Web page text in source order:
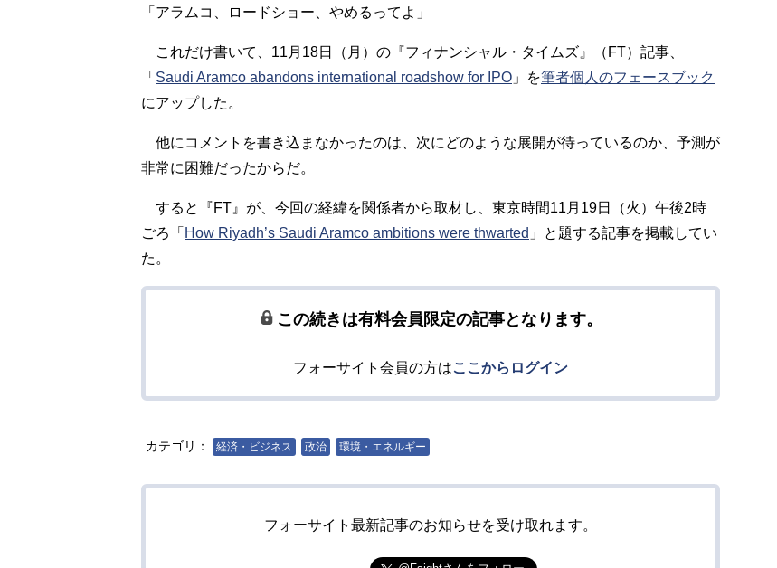
「アラムコ、ロードショー、やめるってよ」
これだけ書いて、11月18日（月）の『フィナンシャル・タイムズ』（FT）記事、
「 Saudi Aramco abandons international roadshow for IPO 」を筆者個人のフェースブック
にアップした。
他にコメントを書き込まなかったのは、次にどのような展開が待っているのか、予測が
非常に困難だったからだ。
すると『FT』が、今回の経緯を関係者から取材し、東京時間11月19日（火）午後2時
ごろ「 How Riyadh’s Saudi Aramco ambitions were thwarted 」と題する記事を掲載してい
た。
この続きは有料会員限定の記事となります。
フォーサイト会員の方はここからログイン
カテゴリ： 経済・ビジネス 政治 環境・エネルギー
フォーサイト最新記事のお知らせを受け取れます。